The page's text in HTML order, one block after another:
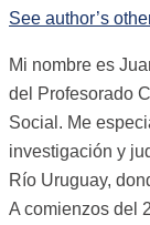
See author’s
Mi nombre es
del Profesorado
Social. Me
investigación y
Río Uruguay,
A comienzos del